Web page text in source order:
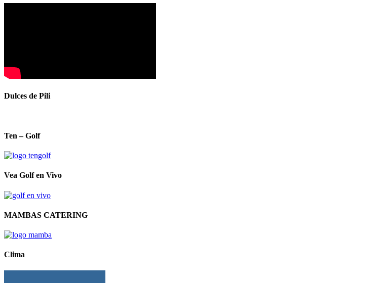
Dulces de Pili
Ten – Golf
Vea Golf en Vivo
MAMBAS CATERING
Clima